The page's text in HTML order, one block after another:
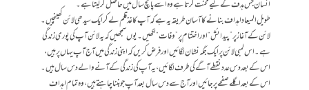
انسان جس ہدف کے لیے محنت کرتا ہے وہ اسے پانچ سال میں حاصل کرلیتا ہے۔
طویل المیعاد اہداف بنانے کا آسان طریقہ یہ ہے کہ آپ کاغذ قلم لے کر ایک سیدھی لائن کھینچیں۔
لائن کے آغاز پر ”پیدائش“ اور اختتام پر ”وفات“ لکھیں۔ یوں سمجھیں کہ یہ لائن آپ کی پوری زندگی
ہے۔ اس لمبی لائن پر ایک جگہ نشان لگائیں اور فرض کریں کہ اپنی زندگی میں آج آپ یہاں پر ہیں،
اس کے بعد دس عدد نقطے آگے کی طرف لگائیں، یہ آپ کی زندگی کے آنے والے دس سال ہیں۔
اس کے بعد اگلے صفحے پر جائیں اور آج سے دس سال بعد آپ جو بننا چاہتے ہیں، وہ تمام اہداف